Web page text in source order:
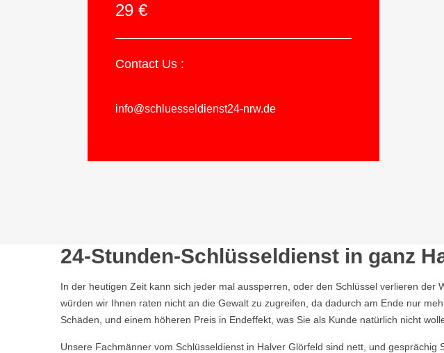
29 €
Contact Us :
info@schluesseldienst24-nrw.de
24-Stunden-Schlüsseldienst in ganz
In der heutigen Zeit kann sich jeder mal aussperren, oder den Schlüssel verlieren
würden wir Ihnen raten nicht an die Gewalt zu zugreifen, da dadurch am Ende nur
Schäden, und einem höheren Preis in Endeffekt, was Sie als Kunde natürlich nicht
Unsere Fachmänner vom Schlüsseldienst in Halver Glörfeld sind nett, und